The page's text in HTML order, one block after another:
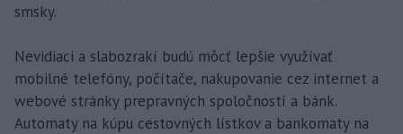
smsky.
Nevidiaci a slabozrakí budú môcť lepšie využívať
mobilné telefóny, počítače, nakupovanie cez internet a
webové stránky prepravných spoločností a bánk.
Automaty na kúpu cestovných lístkov a bankomaty na